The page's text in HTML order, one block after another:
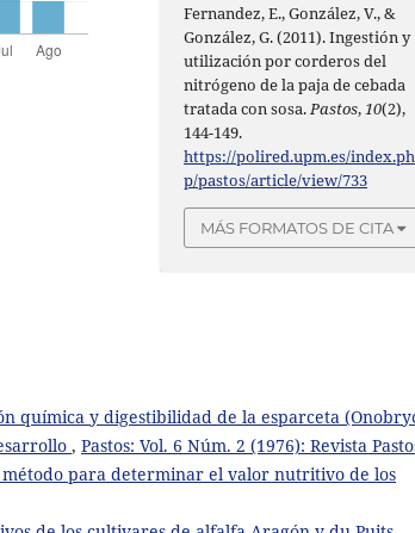
Fernandez, E., González, V., &
González, G. (2011). Ingestión y
utilización por corderos del
nitrógeno de la paja de cebada
tratada con sosa. Pastos, 10(2),
144-149.
https://polired.upm.es/index.ph
p/pastos/article/view/733
MÁS FORMATOS DE CITA
química y digestibilidad de la esparceta
, Pastos: Vol. 6 Núm. 2 (1976): Revista
para determinar el valor nutritivo de los